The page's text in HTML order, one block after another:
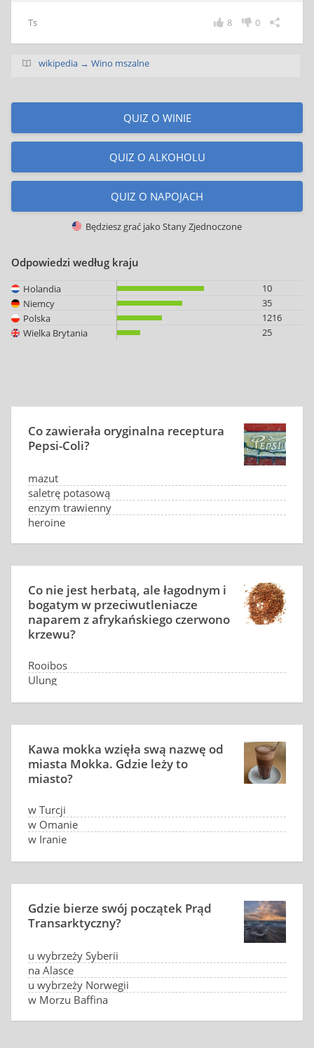
Ts 0
8
wikipedia → Wino mszalne
QUIZ O WINIE
QUIZ O ALKOHOLU
QUIZ O NAPOJACH
Będziesz grać jako Stany Zjednoczone
Odpowiedzi według kraju
Holandia
10
Niemcy
35
Polska
1216
Wielka Brytania
25
Co zawierała oryginalna receptura
Pepsi-Coli?
mazut
saletrę potasową
enzym trawienny
heroinę
Co nie jest herbatą, ale łagodnym i
bogatym w przeciwutleniacze
naparem z afrykańskiego czerwono
krzewu?
Rooibos
Ulung
Kawa mokka wzięła swą nazwę od
miasta Mokka. Gdzie leży to
miasto?
w Turcji
w Omanie
w Iranie
Gdzie bierze swój początek Prąd
Transarktyczny?
u wybrzeży Syberii
na Alasce
u wybrzeży Norwegii
w Morzu Baffina